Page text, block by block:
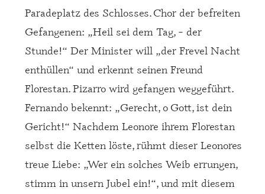
Paradeplatz des Schlosses. Chor der befreiten
Gefangenen: „Heil sei dem Tag, – der
Stunde!“ Der Minister will „der Frevel Nacht
enthüllen“ und erkennt seinen Freund
Florestan. Pizarro wird gefangen weggeführt.
Fernando bekennt: „Gerecht, o Gott, ist dein
Gericht!“ Nachdem Leonore ihrem Florestan
selbst die Ketten löste, rühmt dieser Leonores
treue Liebe: „Wer ein solches Weib errungen,
stimm in unsern Jubel ein!“, und mit diesem